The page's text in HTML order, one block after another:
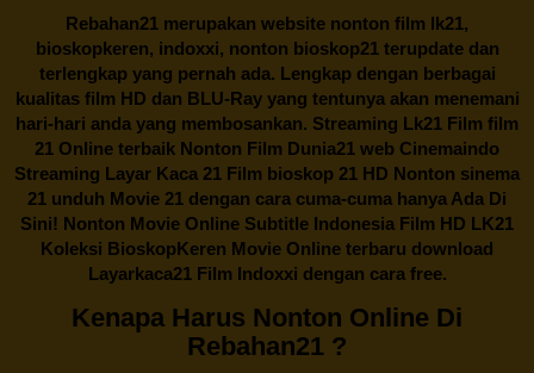
Rebahan21 merupakan website nonton film lk21,
bioskopkeren, indoxxi, nonton bioskop21 terupdate dan
terlengkap yang pernah ada. Lengkap dengan berbagai
kualitas film HD dan BLU-Ray yang tentunya akan menemani
hari-hari anda yang membosankan. Streaming Lk21 Film film
21 Online terbaik Nonton Film Dunia21 web Cinemaindo
Streaming Layar Kaca 21 Film bioskop 21 HD Nonton sinema
21 unduh Movie 21 dengan cara cuma-cuma hanya Ada Di
Sini! Nonton Movie Online Subtitle Indonesia Film HD LK21
Koleksi BioskopKeren Movie Online terbaru download
Layarkaca21 Film Indoxxi dengan cara free.
Kenapa Harus Nonton Online Di
Rebahan21 ?